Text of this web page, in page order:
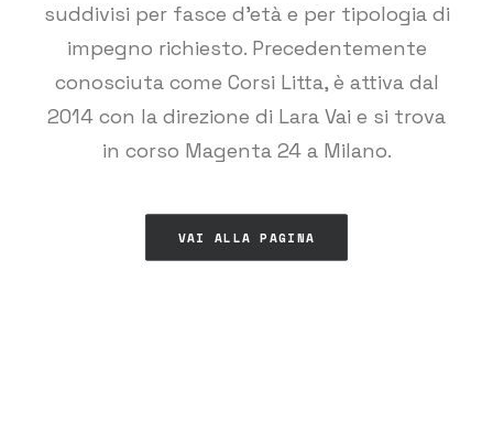
suddivisi per fasce d'età e per tipologia di
impegno richiesto. Precedentemente
conosciuta come Corsi Litta, è attiva dal
2014 con la direzione di Lara Vai e si trova
in corso Magenta 24 a Milano.
VAI ALLA PAGINA